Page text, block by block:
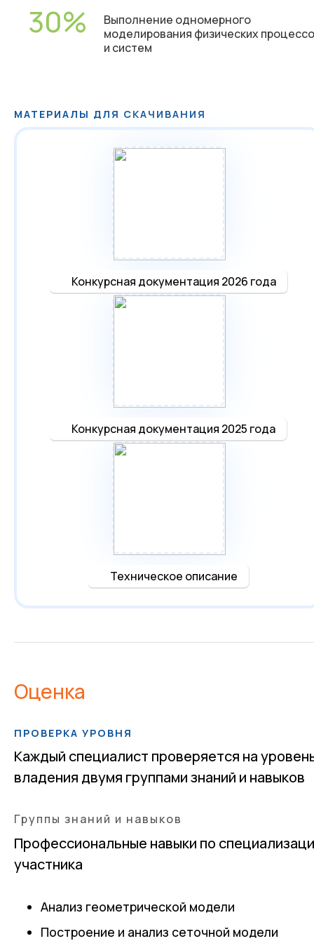
30
Выполнение одномерного
моделирования физических
и систем
МАТЕРИАЛЫ ДЛЯ СКАЧИВАНИЯ
Конкурсная документация 2026 года
Конкурсная документация 2025 года
Техническое описание
Оценка
ПРОВЕРКА УРОВНЯ
Каждый специалист проверяется на
владения двумя группами знаний и навыков
Группы знаний и навыков
Профессиональные навыки по
участника
Анализ геометрической модели
Построение и анализ сеточной модели